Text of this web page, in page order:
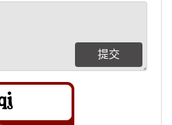
提交